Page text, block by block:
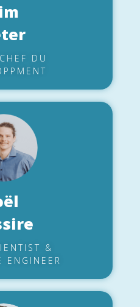
DU
&
ENGINEER